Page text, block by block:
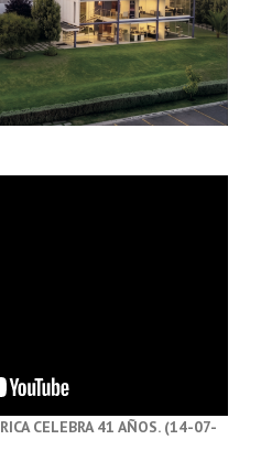
CELEBRA 41 AÑOS. (14-07-